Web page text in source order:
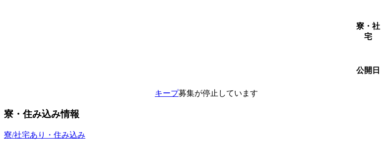
寮・社
宅
公開日
キープ募集が停止しています
寮・住み込み情報
寮/社宅あり・住み込み